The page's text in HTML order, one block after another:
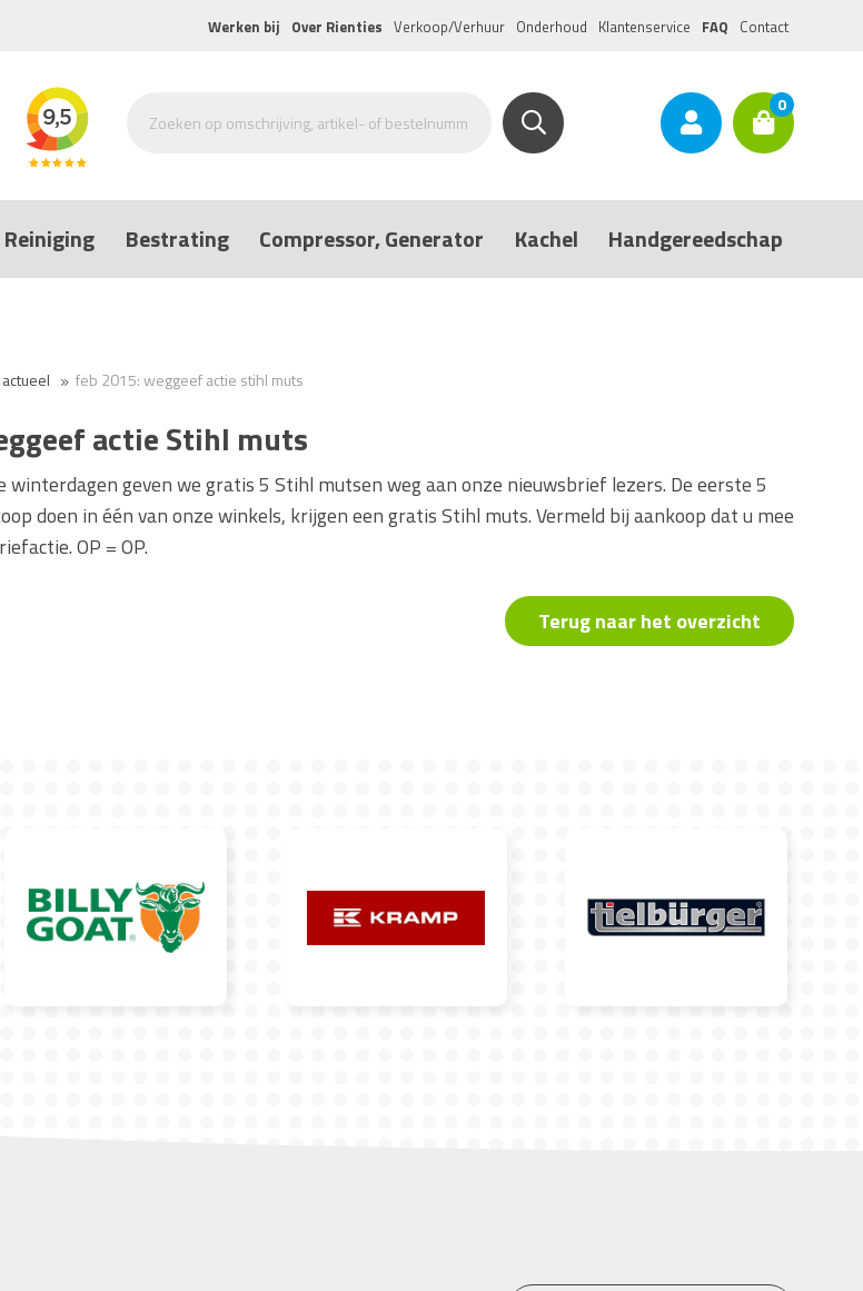
Werken bij Over Rienties Verkoop/Verhuur Onderhoud Klantenservice FAQ Contact
0
Reiniging Bestrating Compressor, Generator Kachel Handgereedschap
actueel feb 2015: weggeef actie stihl muts
actie Stihl muts
winterdagen geven we gratis 5 Stihl mutsen weg aan onze nieuwsbrief lezers. De eerste 5
doen in één van onze winkels, krijgen een gratis Stihl muts. Vermeld bij aankoop dat u mee
OP = OP.
Terug naar het overzicht